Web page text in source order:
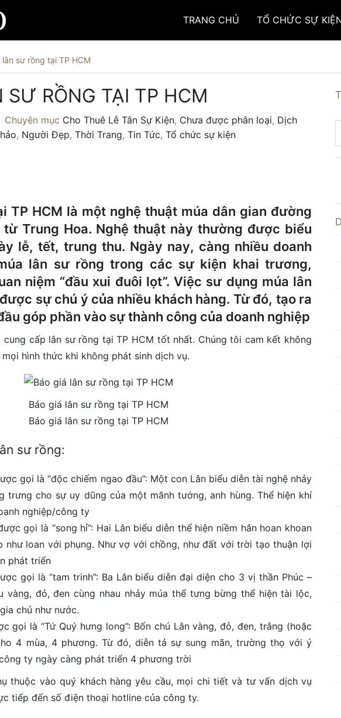
TRANG CHỦ TỔ CHỨC SỰ
lân sư rồng tại TP HCM
SƯ RỒNG TẠI TP HCM
Chuyên mục Cho Thuê Lễ Tân Sự Kiện, Chưa được phân loại, Dịch
, Người Đẹp, Thời Trang, Tin Tức, Tổ chức sự kiện
TP HCM là một nghệ thuật múa dân gian đường
Trung Hoa. Nghệ thuật này thường được biểu
lễ, tết, trung thu. Ngày nay, càng nhiều doanh
lân sư rồng trong các sự kiện khai trương,
niệm “đầu xui đuôi lọt”. Việc sư dụng múa lân
sự chú ý của nhiều khách hàng. Từ đó, tạo ra
góp phần vào sự thành công của doanh nghiệp
cung cấp lân sư rồng tại TP HCM tốt nhất. Chúng tôi cam kết không
hình thức khi không phát sinh dịch vụ.
Báo giá lân sư rồng tại TP HCM
Báo giá lân sư rồng tại TP HCM
sư rồng:
gọi là “độc chiếm ngao đầu”: Một con Lân biểu diễn tài nghệ nhảy
trưng cho sự uy dũng của một mãnh tướng, anh hùng. Thể hiện khí
nghiệp/công ty
gọi là “song hỉ”: Hai Lân biểu diễn thể hiện niềm hân hoan khoan
như loan với phụng. Như vợ với chồng, như đất với trời tạo thuận lợi
phát triển
gọi là “tam trinh”: Ba Lân biểu diễn đại diện cho 3 vị thần Phúc –
vàng, đỏ, đen cùng nhau nhảy múa thể tưng bừng thể hiện tài lộc,
chủ như nước.
gọi là “Tứ Quý hưng long”: Bốn chú Lân vàng, đỏ, đen, trắng (hoặc
4 mùa, 4 phương. Từ đó, diễn tả sự sung mãn, trường thọ với ý
ty ngày càng phát triển 4 phương trời
thuộc vào quý khách hàng yêu cầu, mọi chi tiết và tư vấn dịch vụ
tiếp đến số điện thoại hotline của công ty.